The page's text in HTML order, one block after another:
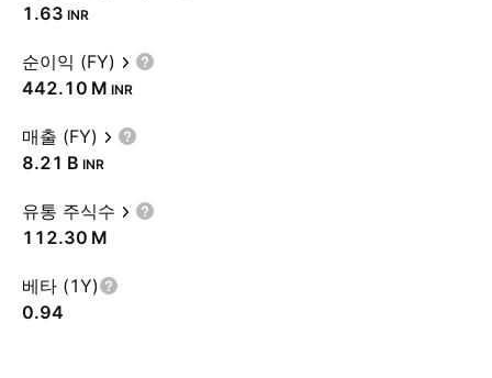
1.63 INR
순이익 (FY)
‪442.10 M‬ INR
매출 (FY)
‪8.21 B‬ INR
유통 주식수
‪112.30 M‬
베타 (1Y)
0.94